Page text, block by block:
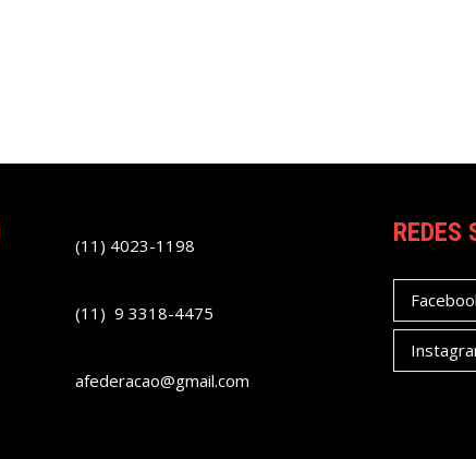
(11) 4023-1198
(11) 9 3318-4475
afederacao@gmail.com
REDES